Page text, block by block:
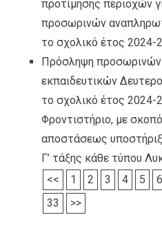
προτίμησης περιοχών
προσωρινών
το σχολικό έτος 2024-
Πρόσληψη
εκπαιδευτικών
το σχολικό έτος 2024-
Φροντιστήριο, με
αποστάσεως
Γ’ τάξης κάθε τύπου
<<
1 2 3 4 5 6
33
>>